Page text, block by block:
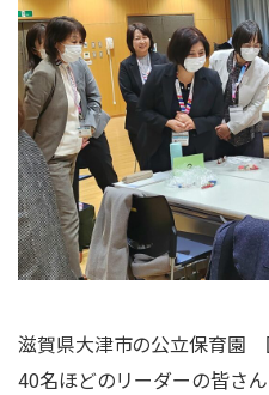
滋賀県大津市の公立保育園
40名ほどのリーダーの皆さ